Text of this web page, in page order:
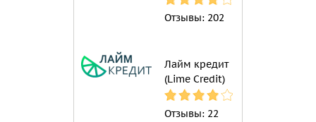
Отзывы: 202
Лайм кредит
(Lime Credit)
Отзывы: 22